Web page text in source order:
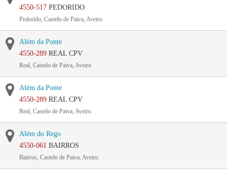
4550-517 PEDORIDO
Pedorido, Castelo de Paiva, Aveiro
Além da Ponte
4550-289 REAL CPV
Real, Castelo de Paiva, Aveiro
Além da Ponte
4550-289 REAL CPV
Real, Castelo de Paiva, Aveiro
Além do Rego
4550-061 BAIRROS
Bairros, Castelo de Paiva, Aveiro